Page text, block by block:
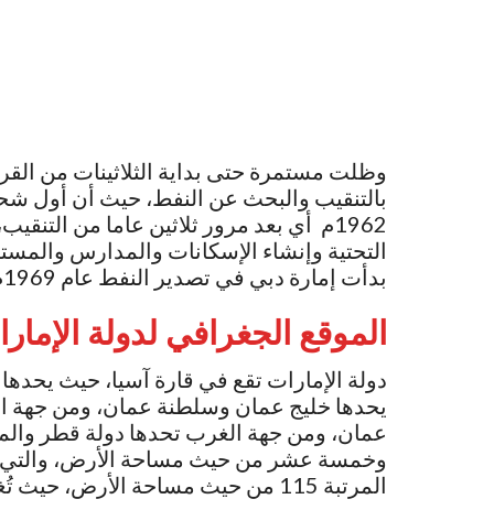
وظلت مستمرة حتى بداية الثلاثينات من
بالتنقيب والبحث عن النفط، حيث أن أول
1962م أي بعد مرور ثلاثين عاما من
التحتية وإنشاء الإسكانات والمدارس
بدأت إمارة دبي في تصدير النفط عام 1969م.
الموقع الجغرافي لدولة
دولة الإمارات تقع في قارة آسيا، حيث
يحدها خليج عمان وسلطنة عمان، ومن جهة
عمان، ومن جهة الغرب تحدها دولة قطر
المرتبة 115 من حيث مساحة الأرض، حيث تُغطي مساحة قدرها 83.600 كيلومتر مربع.